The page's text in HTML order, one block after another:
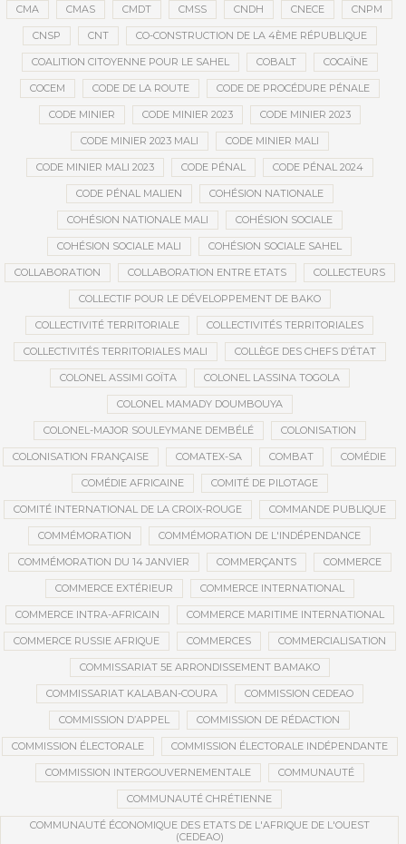
CMA CMAS CMDT CMSS CNDH CNECE CNPM
CNSP CNT CO-CONSTRUCTION DE LA 4ÈME RÉPUBLIQUE
COALITION CITOYENNE POUR LE SAHEL COBALT COCAÏNE
COCEM CODE DE LA ROUTE CODE DE PROCÉDURE PÉNALE
CODE MINIER CODE MINIER 2023 CODE MINIER 2023
CODE MINIER 2023 MALI CODE MINIER MALI
CODE MINIER MALI 2023 CODE PÉNAL CODE PÉNAL 2024
CODE PÉNAL MALIEN COHÉSION NATIONALE
COHÉSION NATIONALE MALI COHÉSION SOCIALE
COHÉSION SOCIALE MALI COHÉSION SOCIALE SAHEL
COLLABORATION COLLABORATION ENTRE ETATS COLLECTEURS
COLLECTIF POUR LE DÉVELOPPEMENT DE BAKO
COLLECTIVITÉ TERRITORIALE COLLECTIVITÉS TERRITORIALES
COLLECTIVITÉS TERRITORIALES MALI COLLÈGE DES CHEFS D’ÉTAT
COLONEL ASSIMI GOÏTA COLONEL LASSINA TOGOLA
COLONEL MAMADY DOUMBOUYA
COLONEL-MAJOR SOULEYMANE DEMBÉLÉ COLONISATION
COLONISATION FRANÇAISE COMATEX-SA COMBAT COMÉDIE
COMÉDIE AFRICAINE COMITÉ DE PILOTAGE
COMITÉ INTERNATIONAL DE LA CROIX-ROUGE COMMANDE PUBLIQUE
COMMÉMORATION COMMÉMORATION DE L'INDÉPENDANCE
COMMÉMORATION DU 14 JANVIER COMMERÇANTS COMMERCE
COMMERCE EXTÉRIEUR COMMERCE INTERNATIONAL
COMMERCE INTRA-AFRICAIN COMMERCE MARITIME INTERNATIONAL
COMMERCE RUSSIE AFRIQUE COMMERCES COMMERCIALISATION
COMMISSARIAT 5E ARRONDISSEMENT BAMAKO
COMMISSARIAT KALABAN-COURA COMMISSION CEDEAO
COMMISSION D’APPEL COMMISSION DE RÉDACTION
COMMISSION ÉLECTORALE COMMISSION ÉLECTORALE INDÉPENDANTE
COMMISSION INTERGOUVERNEMENTALE COMMUNAUTÉ
COMMUNAUTÉ CHRÉTIENNE
COMMUNAUTÉ ÉCONOMIQUE DES ETATS DE L'AFRIQUE DE L'OUEST
(CEDEAO)